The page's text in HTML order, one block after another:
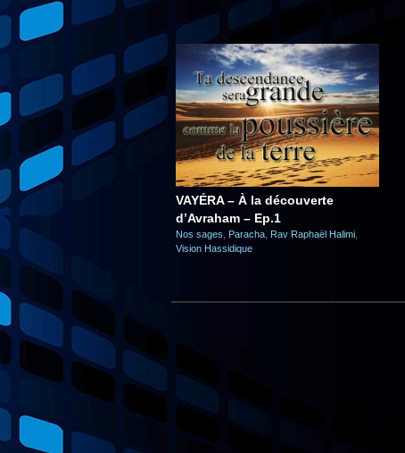
VAYÉRA – À la découverte
d’Avraham – Ep.1
Nos sages Paracha Rav Raphaël Halimi
Vision Hassidique